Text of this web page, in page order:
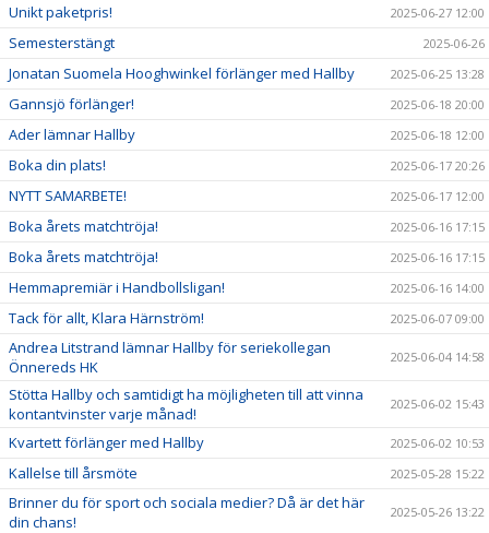
Unikt paketpris! 2025-06-27 12:00
Semesterstängt 2025-06-26
Jonatan Suomela Hooghwinkel förlänger med Hallby 2025-06-25 13:28
Gannsjö förlänger! 2025-06-18 20:00
Ader lämnar Hallby 2025-06-18 12:00
Boka din plats! 2025-06-17 20:26
NYTT SAMARBETE! 2025-06-17 12:00
Boka årets matchtröja! 2025-06-16 17:15
Boka årets matchtröja! 2025-06-16 17:15
Hemmapremiär i Handbollsligan! 2025-06-16 14:00
Tack för allt, Klara Härnström! 2025-06-07 09:00
Andrea Litstrand lämnar Hallby för seriekollegan
Önnereds HK
2025-06-04 14:58
Stötta Hallby och samtidigt ha möjligheten till att vinna
kontantvinster varje månad!
2025-06-02 15:43
Kvartett förlänger med Hallby 2025-06-02 10:53
Kallelse till årsmöte 2025-05-28 15:22
Brinner du för sport och sociala medier? Då är det här
din chans!
2025-05-26 13:22